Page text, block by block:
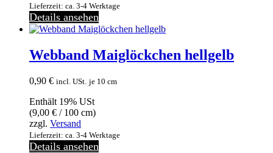
Lieferzeit: ca. 3-4 Werktage
Details ansehen
Webband Maiglöckchen hellgelb
0,90 € incl. USt. je 10 cm
Enthält 19% USt
(9,00 € / 100 cm)
zzgl. Versand
Lieferzeit: ca. 3-4 Werktage
Details ansehen